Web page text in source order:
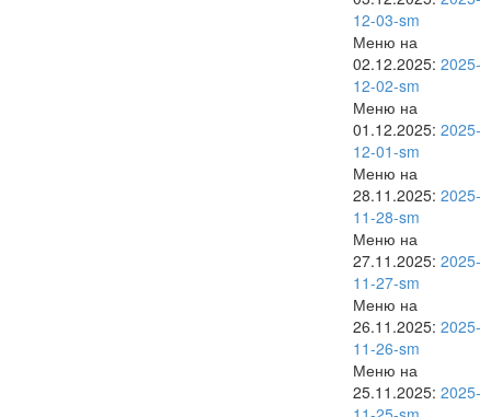
12-03-sm
Меню на
02.12.2025: 2025-
12-02-sm
Меню на
01.12.2025: 2025-
12-01-sm
Меню на
28.11.2025: 2025-
11-28-sm
Меню на
27.11.2025: 2025-
11-27-sm
Меню на
26.11.2025: 2025-
11-26-sm
Меню на
25.11.2025: 2025-